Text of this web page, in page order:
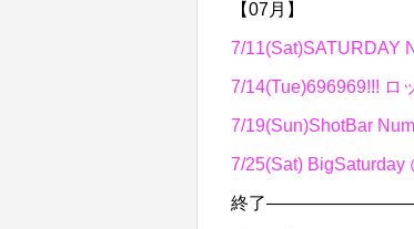
【07月】
7/11(Sat)SATURDAY
7/14(Tue)696969!!! ロ
7/19(Sun)ShotBar
7/25(Sat) BigSaturday
終了